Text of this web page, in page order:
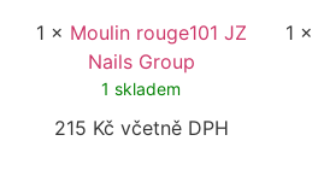
1 × Moulin rouge101 JZ
Nails Group
1 skladem
215 Kč včetně DPH
1 ×